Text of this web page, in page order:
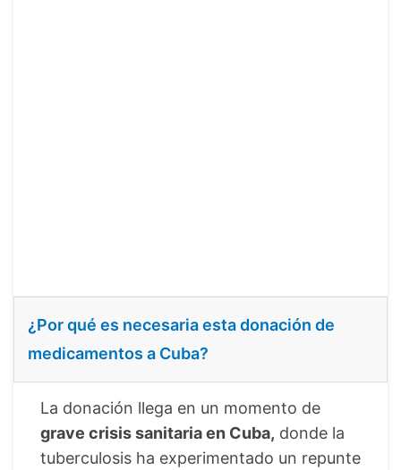
¿Por qué es necesaria esta donación de
medicamentos a Cuba?
La donación llega en un momento de
grave crisis sanitaria en Cuba, donde la
tuberculosis ha experimentado un repunte